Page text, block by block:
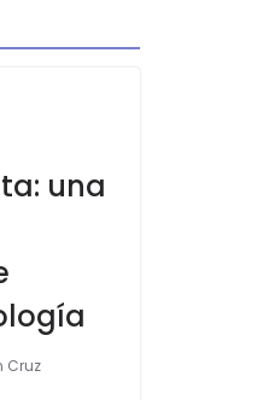
una
Cruz